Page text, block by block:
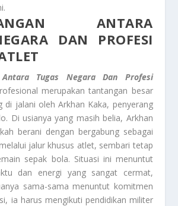
ANTARA
DAN PROFESI
Antara Tugas Negara Dan Profesi
merupakan tantangan besar
di jalani oleh Arkhan Kaka, penyerang
Di usianya yang masih belia, Arkhan
berani dengan bergabung sebagai
jalur khusus atlet, sembari tetap
sepak bola. Situasi ini menuntut
dan energi yang sangat cermat,
sama-sama menuntut komitmen
ia harus mengikuti pendidikan militer